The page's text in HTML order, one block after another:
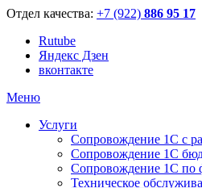
Отдел качества: +7 (922) 886 95 17
Rutube
Яндекс Дзен
вконтакте
Меню
Услуги
Сопровождение 1С с
Сопровождение 1С
Сопровождение 1С по
Техническое